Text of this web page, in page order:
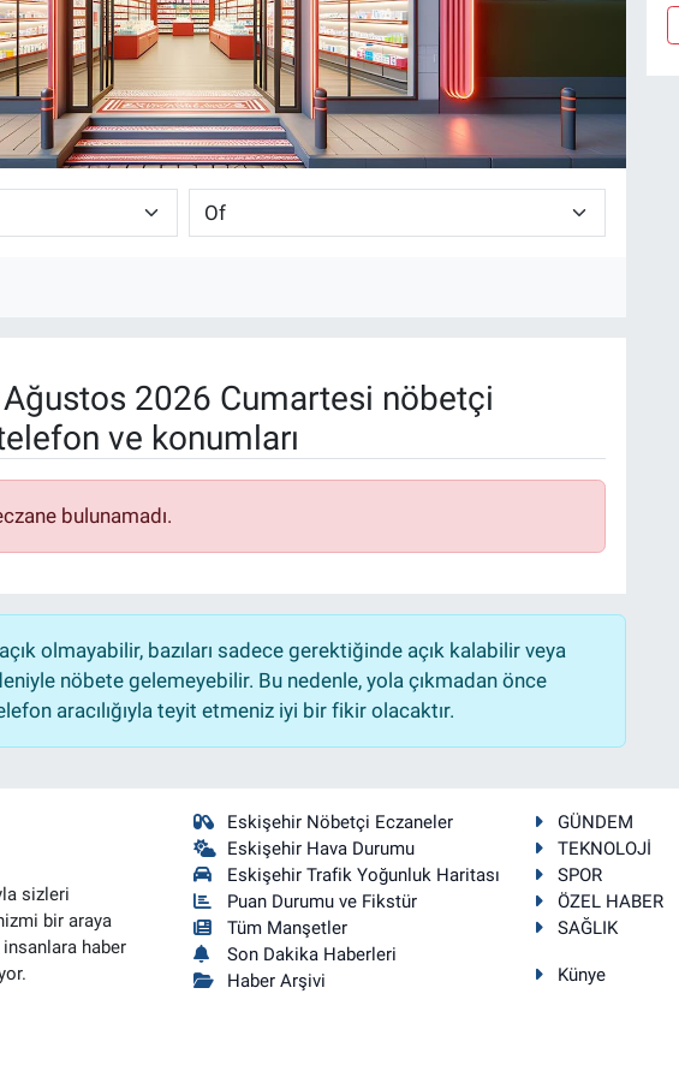
2026 Cumartesi nöbetçi
ve konumları
bulunamadı.
olmayabilir, bazıları sadece gerektiğinde açık kalabilir veya
nöbete gelemeyebilir. Bu nedenle, yola çıkmadan önce
aracılığıyla teyit etmeniz iyi bir fikir olacaktır.
sizleri
bir araya
haber
Eskişehir Nöbetçi Eczaneler
Eskişehir Hava Durumu
Eskişehir Trafik Yoğunluk Haritası
Puan Durumu ve Fikstür
Tüm Manşetler
Son Dakika Haberleri
Haber Arşivi
GÜNDEM
TEKNOLOJİ
SPOR
ÖZEL HABER
SAĞLIK
Künye